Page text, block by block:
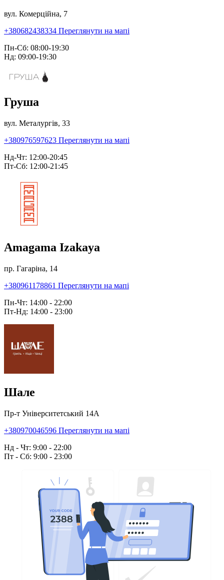
вул. Комерційна, 7
+380682438334 Переглянути на мапі
Пн-Сб: 08:00-19:30
Нд: 09:00-19:30
Груша
вул. Металургів, 33
+380976597623 Переглянути на мапі
Нд-Чт: 12:00-20:45
Пт-Сб: 12:00-21:45
Amagama Izakaya
пр. Гагаріна, 14
+380961178861 Переглянути на мапі
Пн-Чт: 14:00 - 22:00
Пт-Нд: 14:00 - 23:00
Шале
Пр-т Університетський 14А
+380970046596 Переглянути на мапі
Нд - Чт: 9:00 - 22:00
Пт - Сб: 9:00 - 23:00